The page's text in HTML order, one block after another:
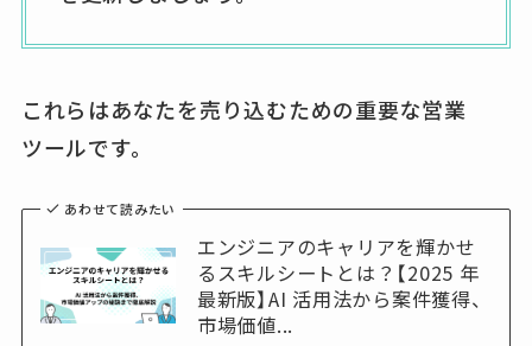
これらはあなたを売り込むための重要な営業
ツールです。
あわせて読みたい
エンジニアのキャリアを輝かせ
るスキルシートとは？【2025 年
最新版】AI 活用法から案件獲得、
市場価値...